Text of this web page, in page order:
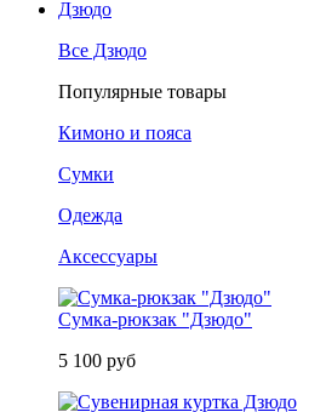
Дзюдо
Все Дзюдо
Популярные товары
Кимоно и пояса
Сумки
Одежда
Аксессуары
Сумка-рюкзак "Дзюдо"
5 100 руб